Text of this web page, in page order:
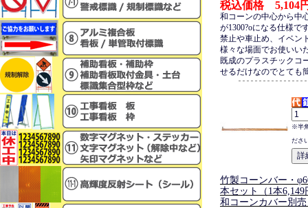
税込価格 5,104
和コーンの中心から中
が1300?oになる仕様で
禁止や車止め、イベン
様々な場面でお使いい
既成のプラスチックコ
せるだけなのでとても
※半
ださ
竹製コーンバー・
本セット（1本
和コーンカバー別